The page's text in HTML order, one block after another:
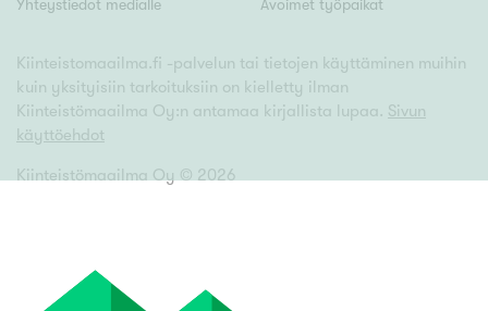
Yhteystiedot medialle Avoimet työpaikat
Kiinteistomaailma.fi -palvelun tai tietojen käyttäminen muihin
kuin yksityisiin tarkoituksiin on kielletty ilman
Kiinteistömaailma Oy:n antamaa kirjallista lupaa. Sivun
käyttöehdot
Kiinteistömaailma Oy © 2026